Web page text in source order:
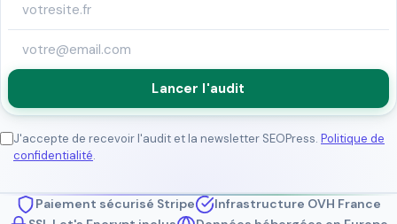
Lancer l'audit
J'accepte de recevoir l'audit et la newsletter SEOPress. Politique de
confidentialité.
Paiement sécurisé Stripe
Infrastructure OVH France